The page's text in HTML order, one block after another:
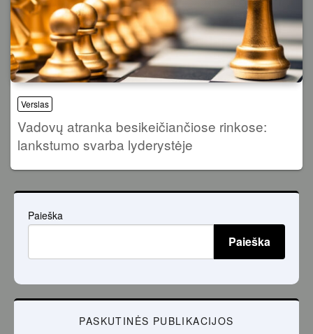
Verslas
Vadovų atranka besikeičiančiose rinkose:
lankstumo svarba lyderystėje
Paieška
Paieška
PASKUTINĖS PUBLIKACIJOS